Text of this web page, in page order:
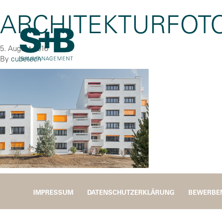
5. August 2016
By cubetech
IMPRESSUM DATENSCHUTZERKLÄRUNG